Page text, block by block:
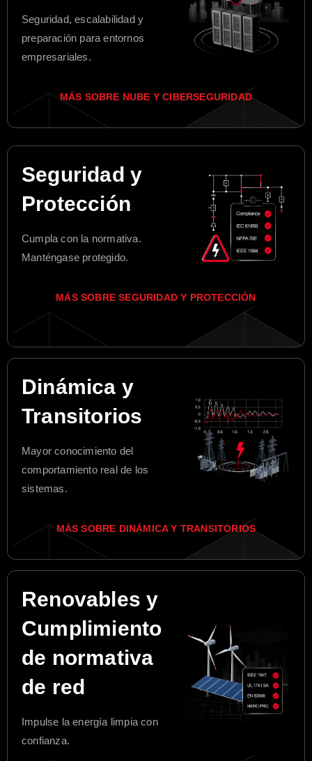
Seguridad, escalabilidad y
preparación para entornos
empresariales.
MÁS SOBRE NUBE Y CIBERSEGURIDAD
Seguridad y
Protección
Cumpla con la normativa.
Manténgase protegido.
MÁS SOBRE SEGURIDAD Y PROTECCIÓN
Dinámica y
Transitorios
Mayor conocimiento del
comportamiento real de los
sistemas.
MÁS SOBRE DINÁMICA Y TRANSITORIOS
Renovables y
Cumplimiento
de normativa
de red
Impulse la energía limpia con
confianza.